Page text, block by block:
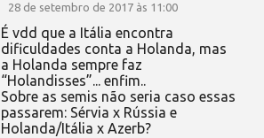
28 de setembro de 2017 às 11:00
É vdd que a Itália encontra
dificuldades conta a Holanda, mas
a Holanda sempre faz
“Holandisses”... enfim..
Sobre as semis não seria caso essas
passarem: Sérvia x Rússia e
Holanda/Itália x Azerb?